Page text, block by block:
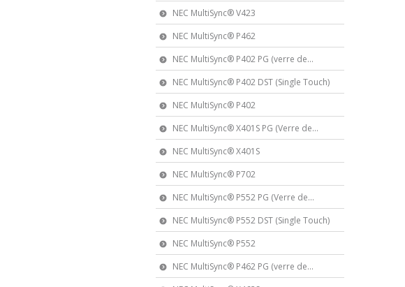
NEC MultiSync® V423
NEC MultiSync® P462
NEC MultiSync® P402 PG (verre de...
NEC MultiSync® P402 DST (Single Touch)
NEC MultiSync® P402
NEC MultiSync® X401S PG (Verre de...
NEC MultiSync® X401S
NEC MultiSync® P702
NEC MultiSync® P552 PG (Verre de...
NEC MultiSync® P552 DST (Single Touch)
NEC MultiSync® P552
NEC MultiSync® P462 PG (verre de...